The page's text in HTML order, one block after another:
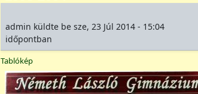
admin küldte be sze, 23 Júl 2014 - 15:04
időpontban
Tablókép